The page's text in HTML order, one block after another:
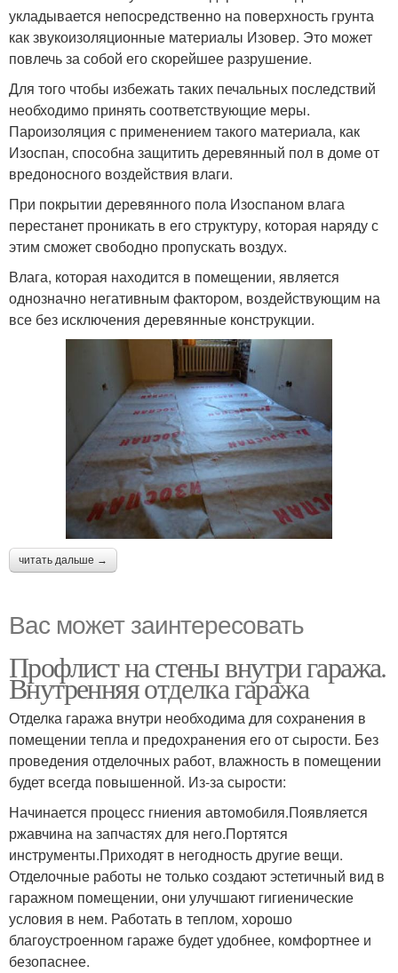
укладывается непосредственно на поверхность грунта
как звукоизоляционные материалы Изовер. Это может
повлечь за собой его скорейшее разрушение.
Для того чтобы избежать таких печальных последствий
необходимо принять соответствующие меры.
Пароизоляция с применением такого материала, как
Изоспан, способна защитить деревянный пол в доме от
вредоносного воздействия влаги.
При покрытии деревянного пола Изоспаном влага
перестанет проникать в его структуру, которая наряду с
этим сможет свободно пропускать воздух.
Влага, которая находится в помещении, является
однозначно негативным фактором, воздействующим на
все без исключения деревянные конструкции.
читать дальше →
Вас может заинтересовать
Профлист на стены внутри гаража.
Внутренняя отделка гаража
Отделка гаража внутри необходима для сохранения в
помещении тепла и предохранения его от сырости. Без
проведения отделочных работ, влажность в помещении
будет всегда повышенной. Из-за сырости:
Начинается процесс гниения автомобиля.Появляется
ржавчина на запчастях для него.Портятся
инструменты.Приходят в негодность другие вещи.
Отделочные работы не только создают эстетичный вид в
гаражном помещении, они улучшают гигиенические
условия в нем. Работать в теплом, хорошо
благоустроенном гараже будет удобнее, комфортнее и
безопаснее.